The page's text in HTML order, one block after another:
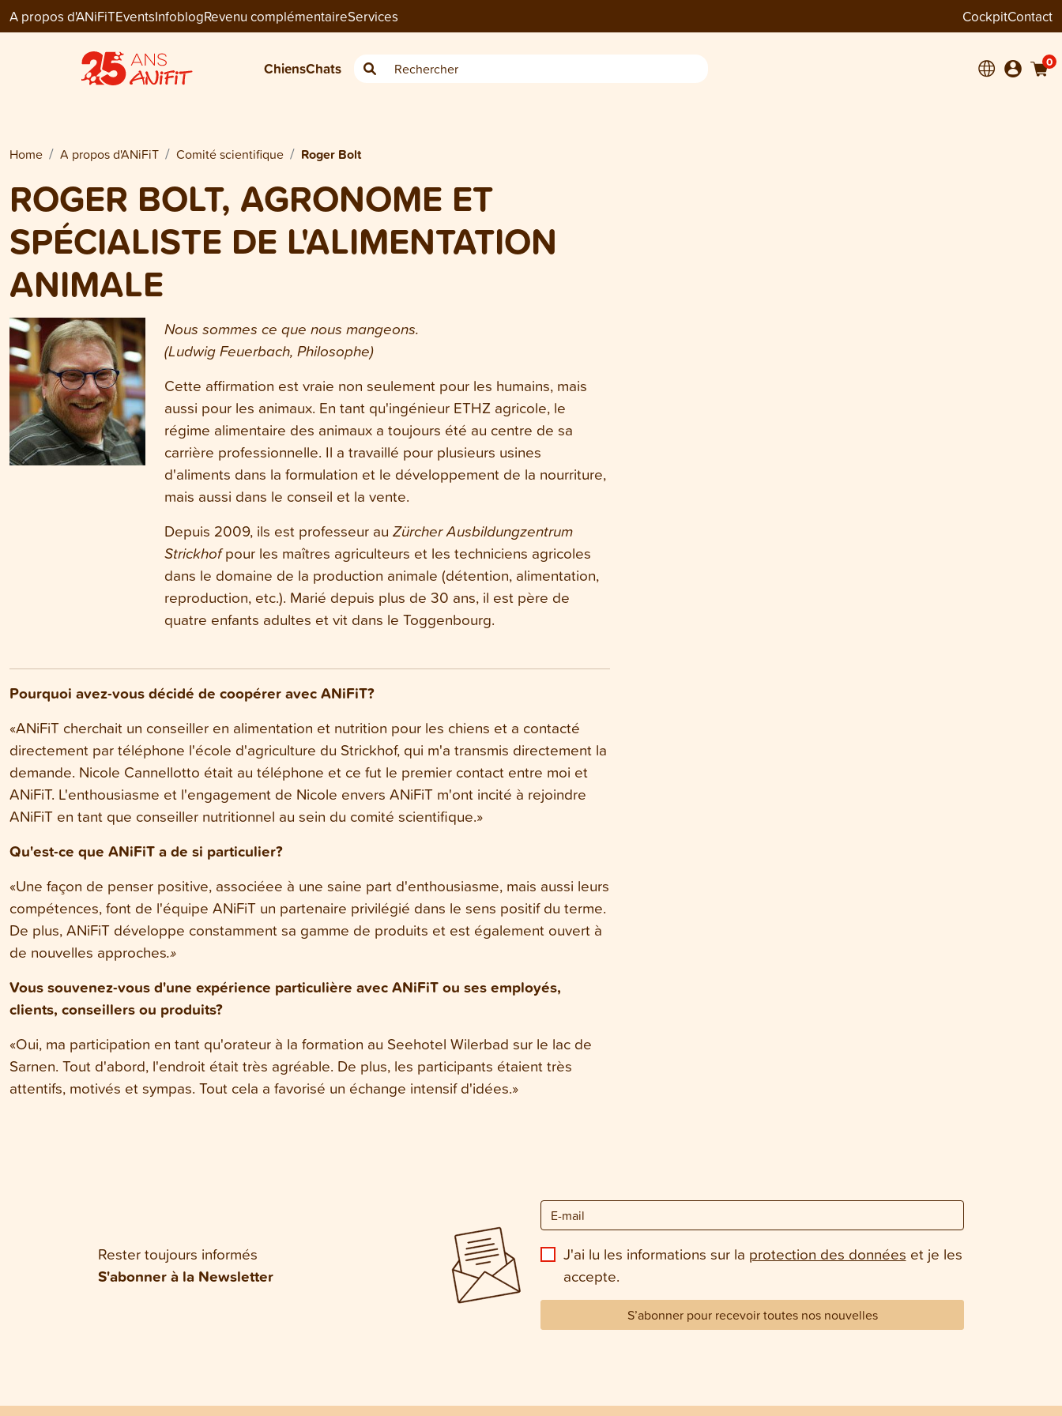
A propos d'ANiFiTEventsInfoblogRevenu complémentaireServices CockpitContact
ChiensChats 0
Home A propos d'ANiFiT Comité scientifique Roger Bolt
ROGER BOLT, AGRONOME ET
SPÉCIALISTE DE L'ALIMENTATION
ANIMALE
Nous sommes ce que nous mangeons.
(Ludwig Feuerbach, Philosophe)
Cette affirmation est vraie non seulement pour les humains, mais
aussi pour les animaux. En tant qu'ingénieur ETHZ agricole, le
régime alimentaire des animaux a toujours été au centre de sa
carrière professionnelle. Il a travaillé pour plusieurs usines
d'aliments dans la formulation et le développement de la nourriture,
mais aussi dans le conseil et la vente.
Depuis 2009, ils est professeur au Zürcher Ausbildungzentrum
Strickhofpour les maîtres agriculteurs et les techniciens agricoles
dans le domaine de la production animale (détention, alimentation,
reproduction, etc.). Marié depuis plus de 30 ans, il est père de
quatre enfants adultes et vit dans le Toggenbourg.
Pourquoi avez-vous décidé de coopérer avec ANiFiT?
«ANiFiT cherchait un conseiller en alimentation et nutrition pour les chiens et a contacté
directement par téléphone l'école d'agriculture du Strickhof, qui m'a transmis directement la
demande. Nicole Cannellotto était au téléphone et ce fut le premier contact entre moi et
ANiFiT. L'enthousiasme et l'engagement de Nicole envers ANiFiT m'ont incité à rejoindre
ANiFiT en tant que conseiller nutritionnel au sein du comité scientifique.»
Qu'est-ce que ANiFiT a de si particulier?
«Une façon de penser positive, associéee à une saine part d'enthousiasme, mais aussi leurs
compétences, font de l'équipe ANiFiT un partenaire privilégié dans le sens positif du terme.
De plus, ANiFiT développe constamment sa gamme de produits et est également ouvert à
de nouvelles approches.»
Vous souvenez-vous d'une expérience particulière avec ANiFiT ou ses employés,
clients, conseillers ou produits?
«Oui, ma participation en tant qu'orateur à la formation au Seehotel Wilerbad sur le lac de
Sarnen. Tout d'abord, l'endroit était très agréable. De plus, les participants étaient très
attentifs, motivés et sympas. Tout cela a favorisé un échange intensif d'idées.»
Rester toujours informés
S'abonner à la Newsletter
J'ai lu les informations sur la protection des données et je les
accepte.
S’abonner pour recevoir toutes nos nouvelles